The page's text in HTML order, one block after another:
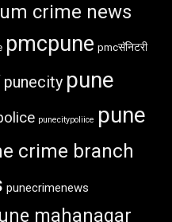
crime news
pmcpune pmcसॅनिटरी
punecity pune
punecitypoliice pune
crime branch
punecrimenews
mahanagar